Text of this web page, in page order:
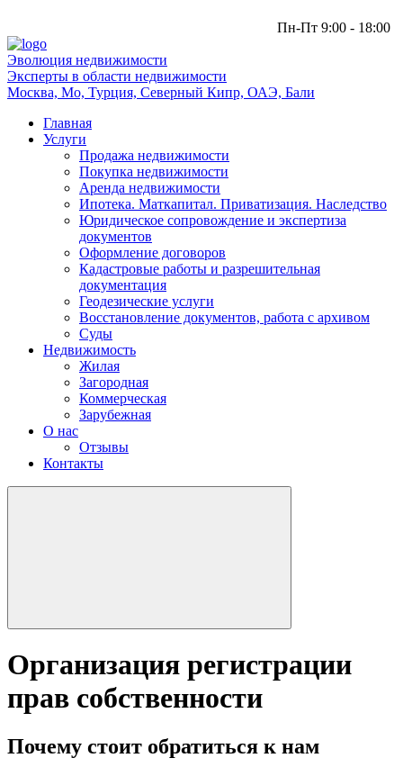
Пн-Пт 9:00 - 18:00
Эволюция недвижимости
Эксперты в области недвижимости
Москва, Мо, Турция, Северный Кипр, ОАЭ, Бали
Главная
Услуги
Продажа недвижимости
Покупка недвижимости
Аренда недвижимости
Ипотека. Маткапитал. Приватизация. Наследство
Юридическое сопровождение и экспертиза
документов
Оформление договоров
Кадастровые работы и разрешительная
документация
Геодезические услуги
Восстановление документов, работа с архивом
Суды
Недвижимость
Жилая
Загородная
Коммерческая
Зарубежная
О нас
Отзывы
Контакты
Организация регистрации
прав собственности
Почему стоит обратиться к нам